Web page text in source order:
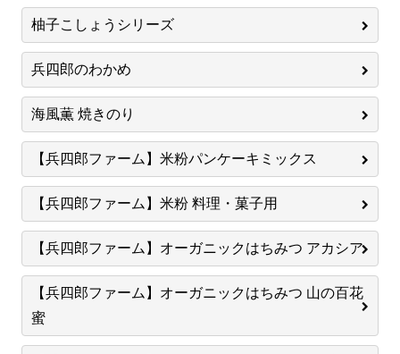
柚子こしょうシリーズ
兵四郎のわかめ
海風薫 焼きのり
【兵四郎ファーム】米粉パンケーキミックス
【兵四郎ファーム】米粉 料理・菓子用
【兵四郎ファーム】オーガニックはちみつ アカシア
【兵四郎ファーム】オーガニックはちみつ 山の百花
蜜